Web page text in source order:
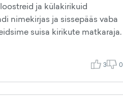
ja külakirikuid
nimekirjas ja sissepääs vaba
suisa kirikute matkaraja.
3 0